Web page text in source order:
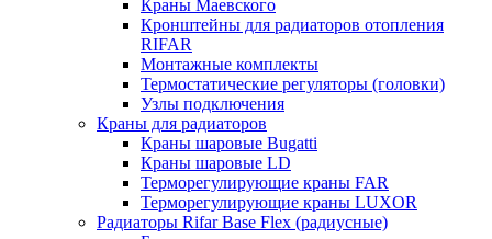
Краны Маевского
Кронштейны для радиаторов отопления
RIFAR
Монтажные комплекты
Термостатические регуляторы (головки)
Узлы подключения
Краны для радиаторов
Краны шаровые Bugatti
Краны шаровые LD
Терморегулирующие краны FAR
Терморегулирующие краны LUXOR
Радиаторы Rifar Base Flex (радиусные)